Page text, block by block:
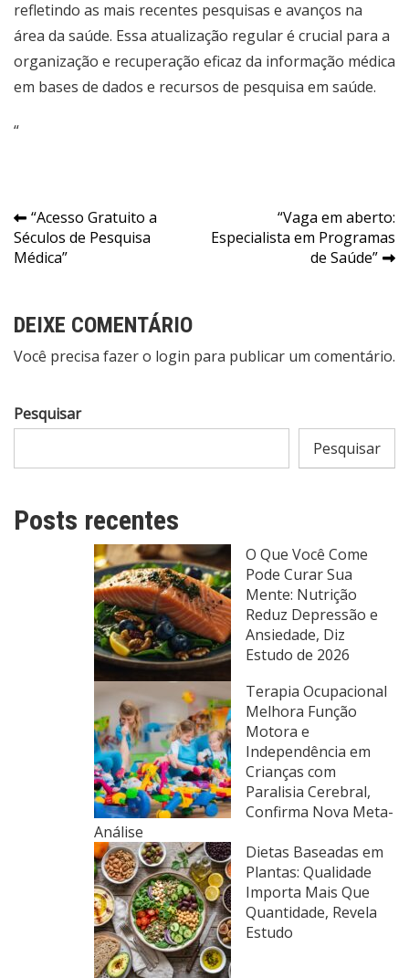
refletindo as mais recentes pesquisas e avanços na
área da saúde. Essa atualização regular é crucial para a
organização e recuperação eficaz da informação médica
em bases de dados e recursos de pesquisa em saúde.
“
Navegação
de
“Acesso Gratuito a
Séculos de Pesquisa
Médica”
“Vaga em aberto:
Especialista em Programas
de Saúde”
DEIXE COMENTÁRIO
Você precisa fazer o login para publicar um comentário.
Pesquisar
Pesquisar
Posts recentes
O Que Você Come
Pode Curar Sua
Mente: Nutrição
Reduz Depressão e
Ansiedade, Diz
Estudo de 2026
Terapia Ocupacional
Melhora Função
Motora e
Independência em
Crianças com
Paralisia Cerebral,
Confirma Nova Meta-
Análise
Dietas Baseadas em
Plantas: Qualidade
Importa Mais Que
Quantidade, Revela
Estudo